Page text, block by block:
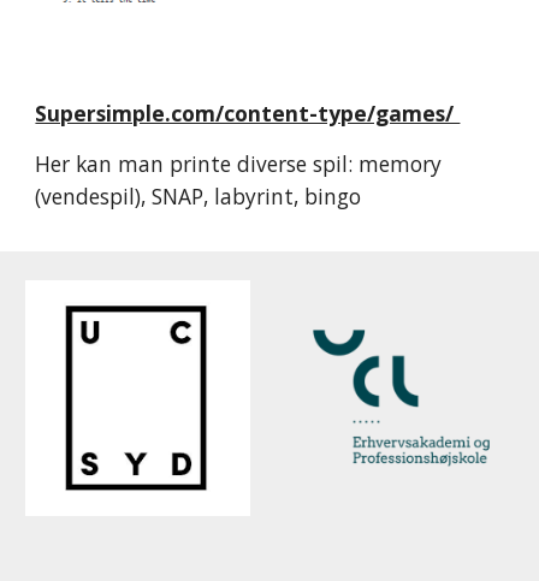
Supersimple.com/content-type/games/
Her kan man printe diverse spil: memory
(vendespil), SNAP, labyrint, bingo